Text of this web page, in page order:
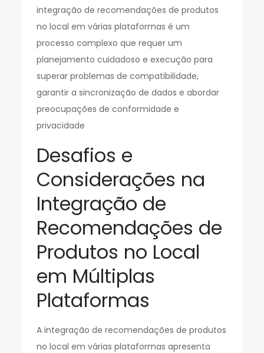
integração de recomendações de produtos
no local em várias plataformas é um
processo complexo que requer um
planejamento cuidadoso e execução para
superar problemas de compatibilidade,
garantir a sincronização de dados e abordar
preocupações de conformidade e
privacidade
Desafios e
Considerações na
Integração de
Recomendações de
Produtos no Local
em Múltiplas
Plataformas
A integração de recomendações de produtos
no local em várias plataformas apresenta